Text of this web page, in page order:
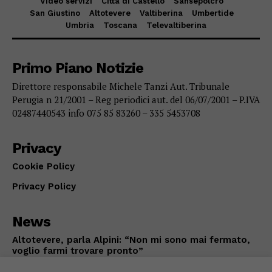
San Giustino
Altotevere Valtiberina
Umbertide
Umbria
Toscana Televaltiberina
Primo Piano Notizie
Direttore responsabile Michele Tanzi Aut. Tribunale
Perugia n 21/2001 – Reg periodici aut. del 06/07/2001 – P.IVA
02487440543 info 075 85 83260 – 335 5453708
Privacy
Cookie Policy
Privacy Policy
News
Altotevere, parla Alpini: “Non mi sono mai fermato,
voglio farmi trovare pronto”